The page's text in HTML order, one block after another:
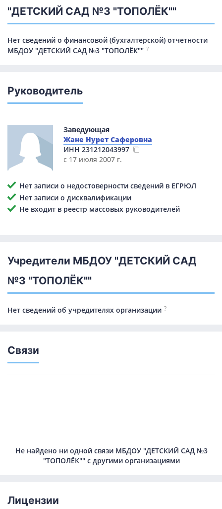
"ДЕТСКИЙ САД №3 "ТОПОЛЁК""
Нет сведений о финансовой (бухгалтерской) отчетности
МБДОУ "ДЕТСКИЙ САД №3 "ТОПОЛЁК"" ?
Руководитель
Заведующая
Жане Нурет Саферовна
ИНН 231212043997
с 17 июля 2007 г.
Нет записи о недостоверности сведений в ЕГРЮЛ
Нет записи о дисквалификации
Не входит в реестр массовых руководителей
Учредители МБДОУ "ДЕТСКИЙ САД
№3 "ТОПОЛЁК""
Нет сведений об учредителях организации ?
Связи
Не найдено ни одной связи МБДОУ "ДЕТСКИЙ САД №3
"ТОПОЛЁК"" с другими организациями
Лицензии